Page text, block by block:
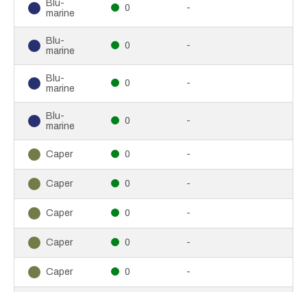
Blu-
marine
0 -
Blu-
marine
0 -
Blu-
marine
0 -
Blu-
marine
0 -
Caper 0 -
Caper 0 -
Caper 0 -
Caper 0 -
Caper 0 -